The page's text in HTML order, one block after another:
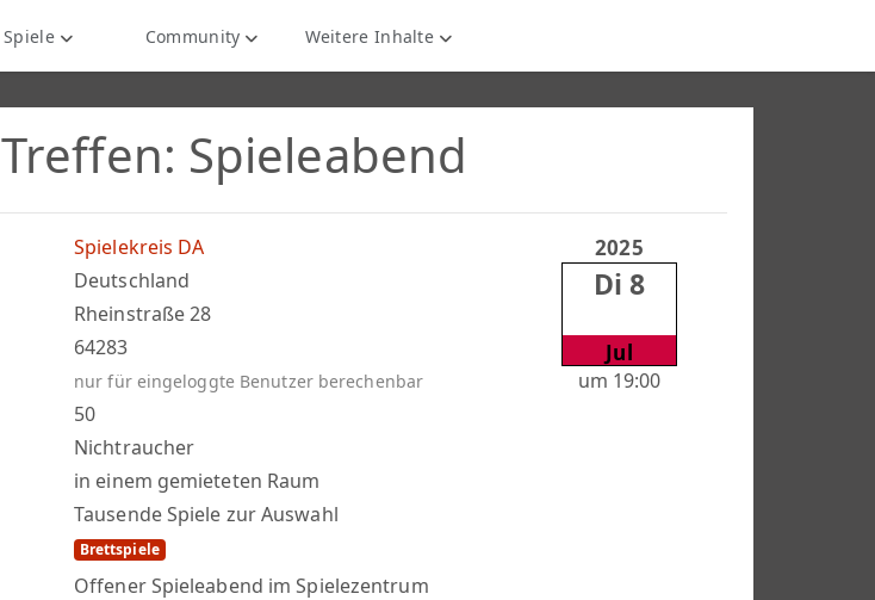
Spiele Community Weitere Inhalte
Treffen: Spieleabend
Spielekreis DA
Deutschland
Rheinstraße 28
64283
nur für eingeloggte Benutzer berechenbar
50
Nichtraucher
in einem gemieteten Raum
Tausende Spiele zur Auswahl
Brettspiele
Offener Spieleabend im Spielezentrum
2025
Di 8
Jul
um 19:00